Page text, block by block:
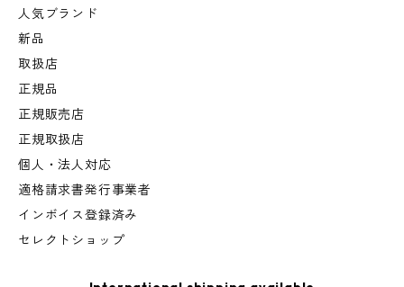
人気ブランド
新品
取扱店
正規品
正規販売店
正規取扱店
個人・法人対応
適格請求書発行事業者
インボイス登録済み
セレクトショップ